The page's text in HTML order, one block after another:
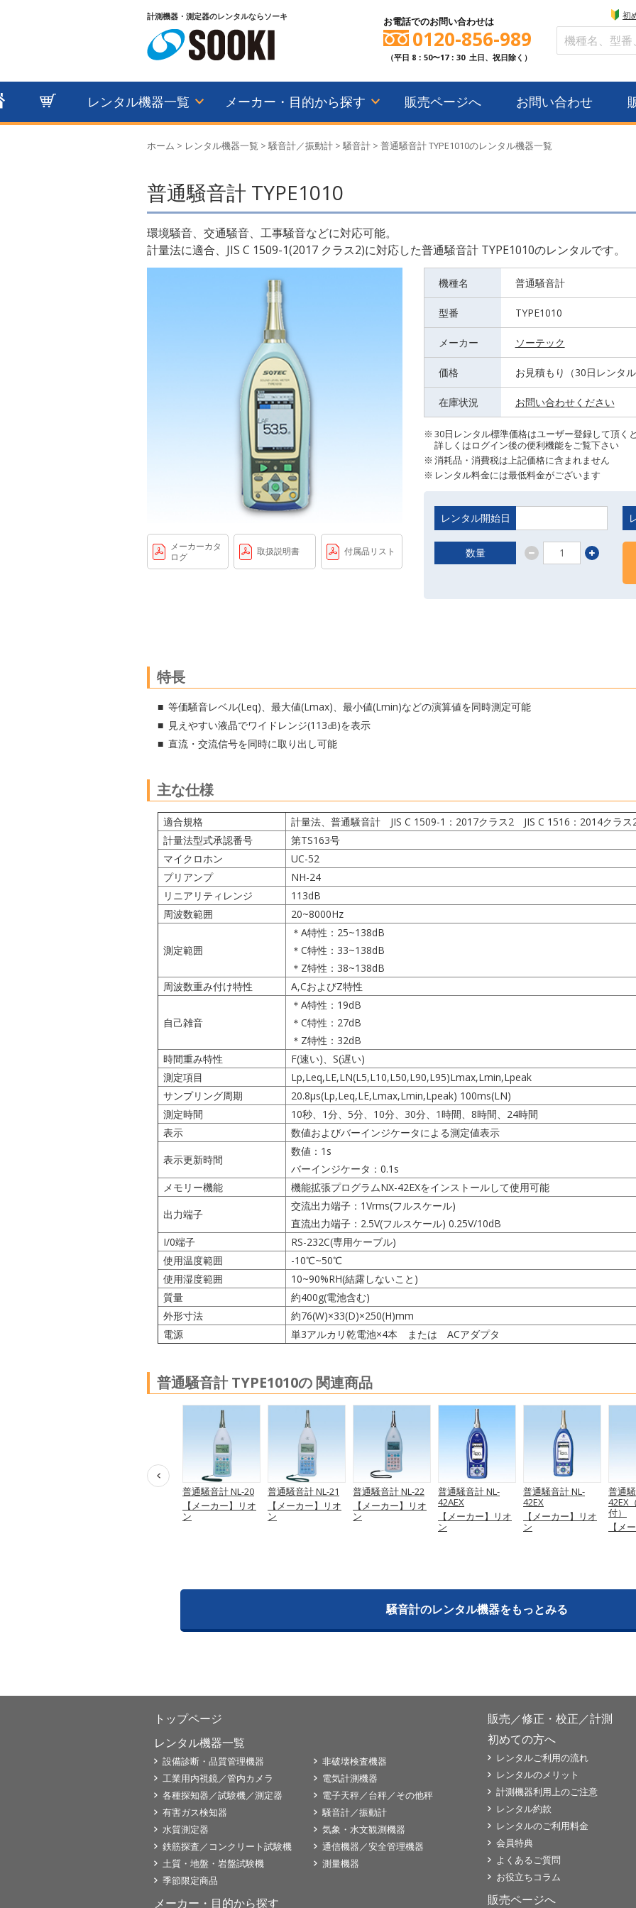
計測機器・測定器のレンタルならソーキ お電話でのお問い合わせは
0120-856-989
（平日 8：50〜17：30 土日、祝日除く）
初
レンタル機器一覧 メーカー・目的から探す 販売ページへ お問い合わせ
ホーム > レンタル機器一覧 > 騒音計／振動計 > 騒音計 > 普通騒音計 TYPE1010のレンタル機器一覧
普通騒音計 TYPE1010
環境騒音、交通騒音、工事騒音などに対応可能。
計量法に適合、JIS C 1509-1(2017 クラス2)に対応した普通騒音計 TYPE1010のレンタルです。
メーカーカタ
ログ
取扱説明書 付属品リスト
機種名 普通騒音計
型番 TYPE1010
メーカー ソーテック
価格 お見積もり（30日レンタ
在庫状況 お問い合わせください
30日レンタル標準価格はユーザー登録して頂く
詳しくはログイン後の便利機能をご覧下さい
消耗品・消費税は上記価格に含まれません
レンタル料金には最低料金がございます
レンタル開始日
数量
特長
等価騒音レベル(Leq)、最大値(Lmax)、最小値(Lmin)などの演算値を同時測定可能
見えやすい液晶でワイドレンジ(113㏈)を表示
直流・交流信号を同時に取り出し可能
主な仕様
適合規格
計量法、普通騒音計 JIS C 1509-1：2017クラス2 JIS C 1516：2014クラス
計量法型式承認番号
第TS163号
マイクロホン
UC-52
プリアンプ
NH-24
リニアリティレンジ
113dB
周波数範囲
20~8000Hz
測定範囲
＊A特性：25~138dB
＊C特性：33~138dB
＊Z特性：38~138dB
周波数重み付け特性
A,CおよびZ特性
自己雑音
＊A特性：19dB
＊C特性：27dB
＊Z特性：32dB
時間重み特性
F(速い)、S(遅い)
測定項目
Lp,Leq,LE,LN(L5,L10,L50,L90,L95)Lmax,Lmin,Lpeak
サンプリング周期
20.8μs(Lp,Leq,LE,Lmax,Lmin,Lpeak) 100ms(LN)
測定時間
10秒、1分、5分、10分、30分、1時間、8時間、24時間
表示
数値およびバーインジケータによる測定値表示
表示更新時間
数値：1s
バーインジケータ：0.1s
メモリー機能
機能拡張プログラムNX-42EXをインストールして使用可能
出力端子
交流出力端子：1Vrms(フルスケール)
直流出力端子：2.5V(フルスケール) 0.25V/10dB
I/0端子
RS-232C(専用ケーブル)
使用温度範囲
-10℃~50℃
使用湿度範囲
10~90%RH(結露しないこと)
質量
約400g(電池含む)
外形寸法
約76(W)×33(D)×250(H)mm
電源
単3アルカリ乾電池×4本 または ACアダプタ
普通騒音計 TYPE1010の 関連商品
騒音ばく露計 NB-
普通騒音計 NL-20
【メーカー】リオ
ン
普通騒音計 NL-21
【メーカー】リオ
ン
普通騒音計 NL-22
【メーカー】リオ
ン
普通騒音計 NL-
42AEX
【メーカー】リオ
ン
普通騒音計 NL-
42EX
【メーカー】リオ
ン
普通
42EX
付）
【メ
騒音計のレンタル機器をもっとみる
トップページ
レンタル機器一覧
設備診断・品質管理機器
非破壊検査機器
工業用内視鏡／管内カメラ
電気計測機器
各種探知器／試験機／測定器
電子天秤／台秤／その他秤
有害ガス検知器
騒音計／振動計
水質測定器
気象・水文観測機器
鉄筋探査／コンクリート試験機
通信機器／安全管理機器
土質・地盤・岩盤試験機
測量機器
季節限定商品
メーカー・目的から探す
販売／修正・校正／計測
初めての方へ
レンタルご利用の流れ
レンタルのメリット
計測機器利用上のご注意
レンタル約款
レンタルのご利用料金
会員特典
よくあるご質問
お役立ちコラム
販売ページへ